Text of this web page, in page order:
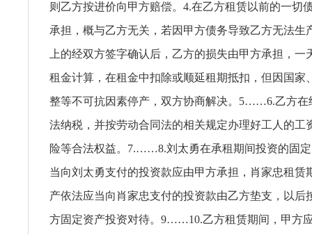
则乙方按进价向甲方赔偿。4.在乙方租赁以前的一切
承担，概与乙方无关，若因甲方债务导致乙方无法生
上的经双方签字确认后，乙方的损失由甲方承担，一
租金计算，在租金中扣除或顺延租期抵扣，但因国家
整等不可抗因素停产，双方协商解决。5……6.乙方在
法纳税，并按劳动合同法的相关规定办理好工人的工
险等合法权益。7.……8.刘太勇在承租期间投资的固
当向刘太勇支付的投资款应由甲方承担，肖家忠租赁
产依法应当向肖家忠支付的投资款由乙方垫支，以后
方固定资产投资对待。9……10.乙方租赁期间，甲方